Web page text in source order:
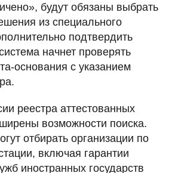
будут обязаны выбрать
из специального
подтвердить
начнет проверять
основания с указанием
реестра аттестованных
возможности поиска.
отбирать организации по
включая гарантии
иностранных государств